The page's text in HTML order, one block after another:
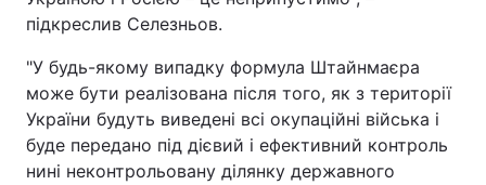
підкреслив Селезньов.
"У будь-якому випадку формула Штайнмаєра
може бути реалізована після того, як з території
України будуть виведені всі окупаційні війська і
буде передано під дієвий і ефективний контроль
нині неконтрольовану ділянку державного